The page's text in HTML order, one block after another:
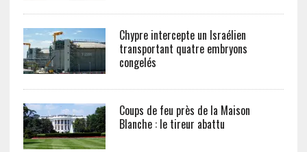
Chypre intercepte un Israélien
transportant quatre embryons
congelés
Coups de feu près de la Maison
Blanche : le tireur abattu